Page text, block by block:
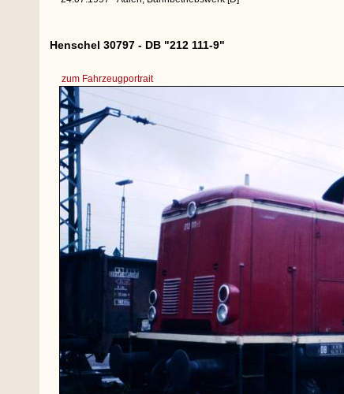
Henschel 30797 - DB "212 111-9"
zum Fahrzeugportrait